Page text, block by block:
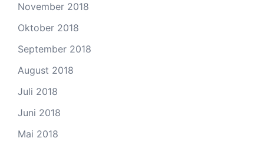
November 2018
Oktober 2018
September 2018
August 2018
Juli 2018
Juni 2018
Mai 2018